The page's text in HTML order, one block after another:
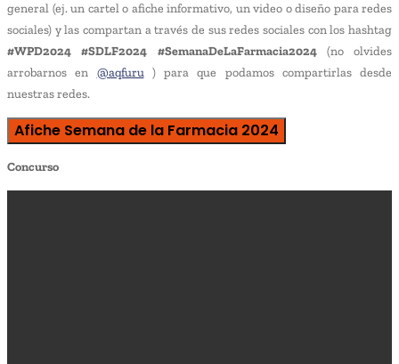
general (ej. un cartel o afiche informativo, un video o diseño para redes
sociales) y las compartan a través de sus redes sociales con los hashtag
#WPD2024
#SDLF2024 #SemanaDeLaFarmacia2024(no olvides
arrobarnos en @aqfuru) para que podamos compartirlas desde
nuestras redes.
Afiche Semana de la Farmacia 2024
Concurso